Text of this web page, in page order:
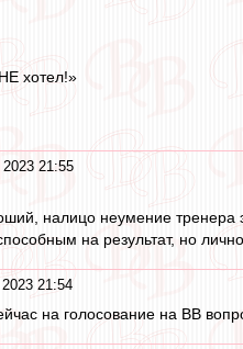
хотел!»
21:55
налицо неумение тренера
на результат, но
21:54
на голосование на ВВ